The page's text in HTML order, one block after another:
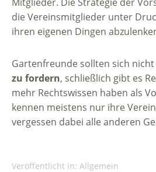
die Vereinsmitglieder unter
ihren eigenen Dingen
Gartenfreunde sollten sich nicht
zu fordern, schließlich gibt es
mehr Rechtswissen haben als
kennen meistens nur ihre
vergessen dabei alle anderen
Veröffentlicht in: Allgemein